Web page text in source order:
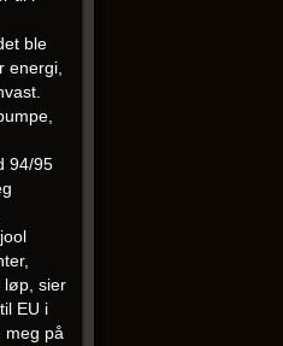
ble
energi,
94/95
løp, sier
EU i
meg på